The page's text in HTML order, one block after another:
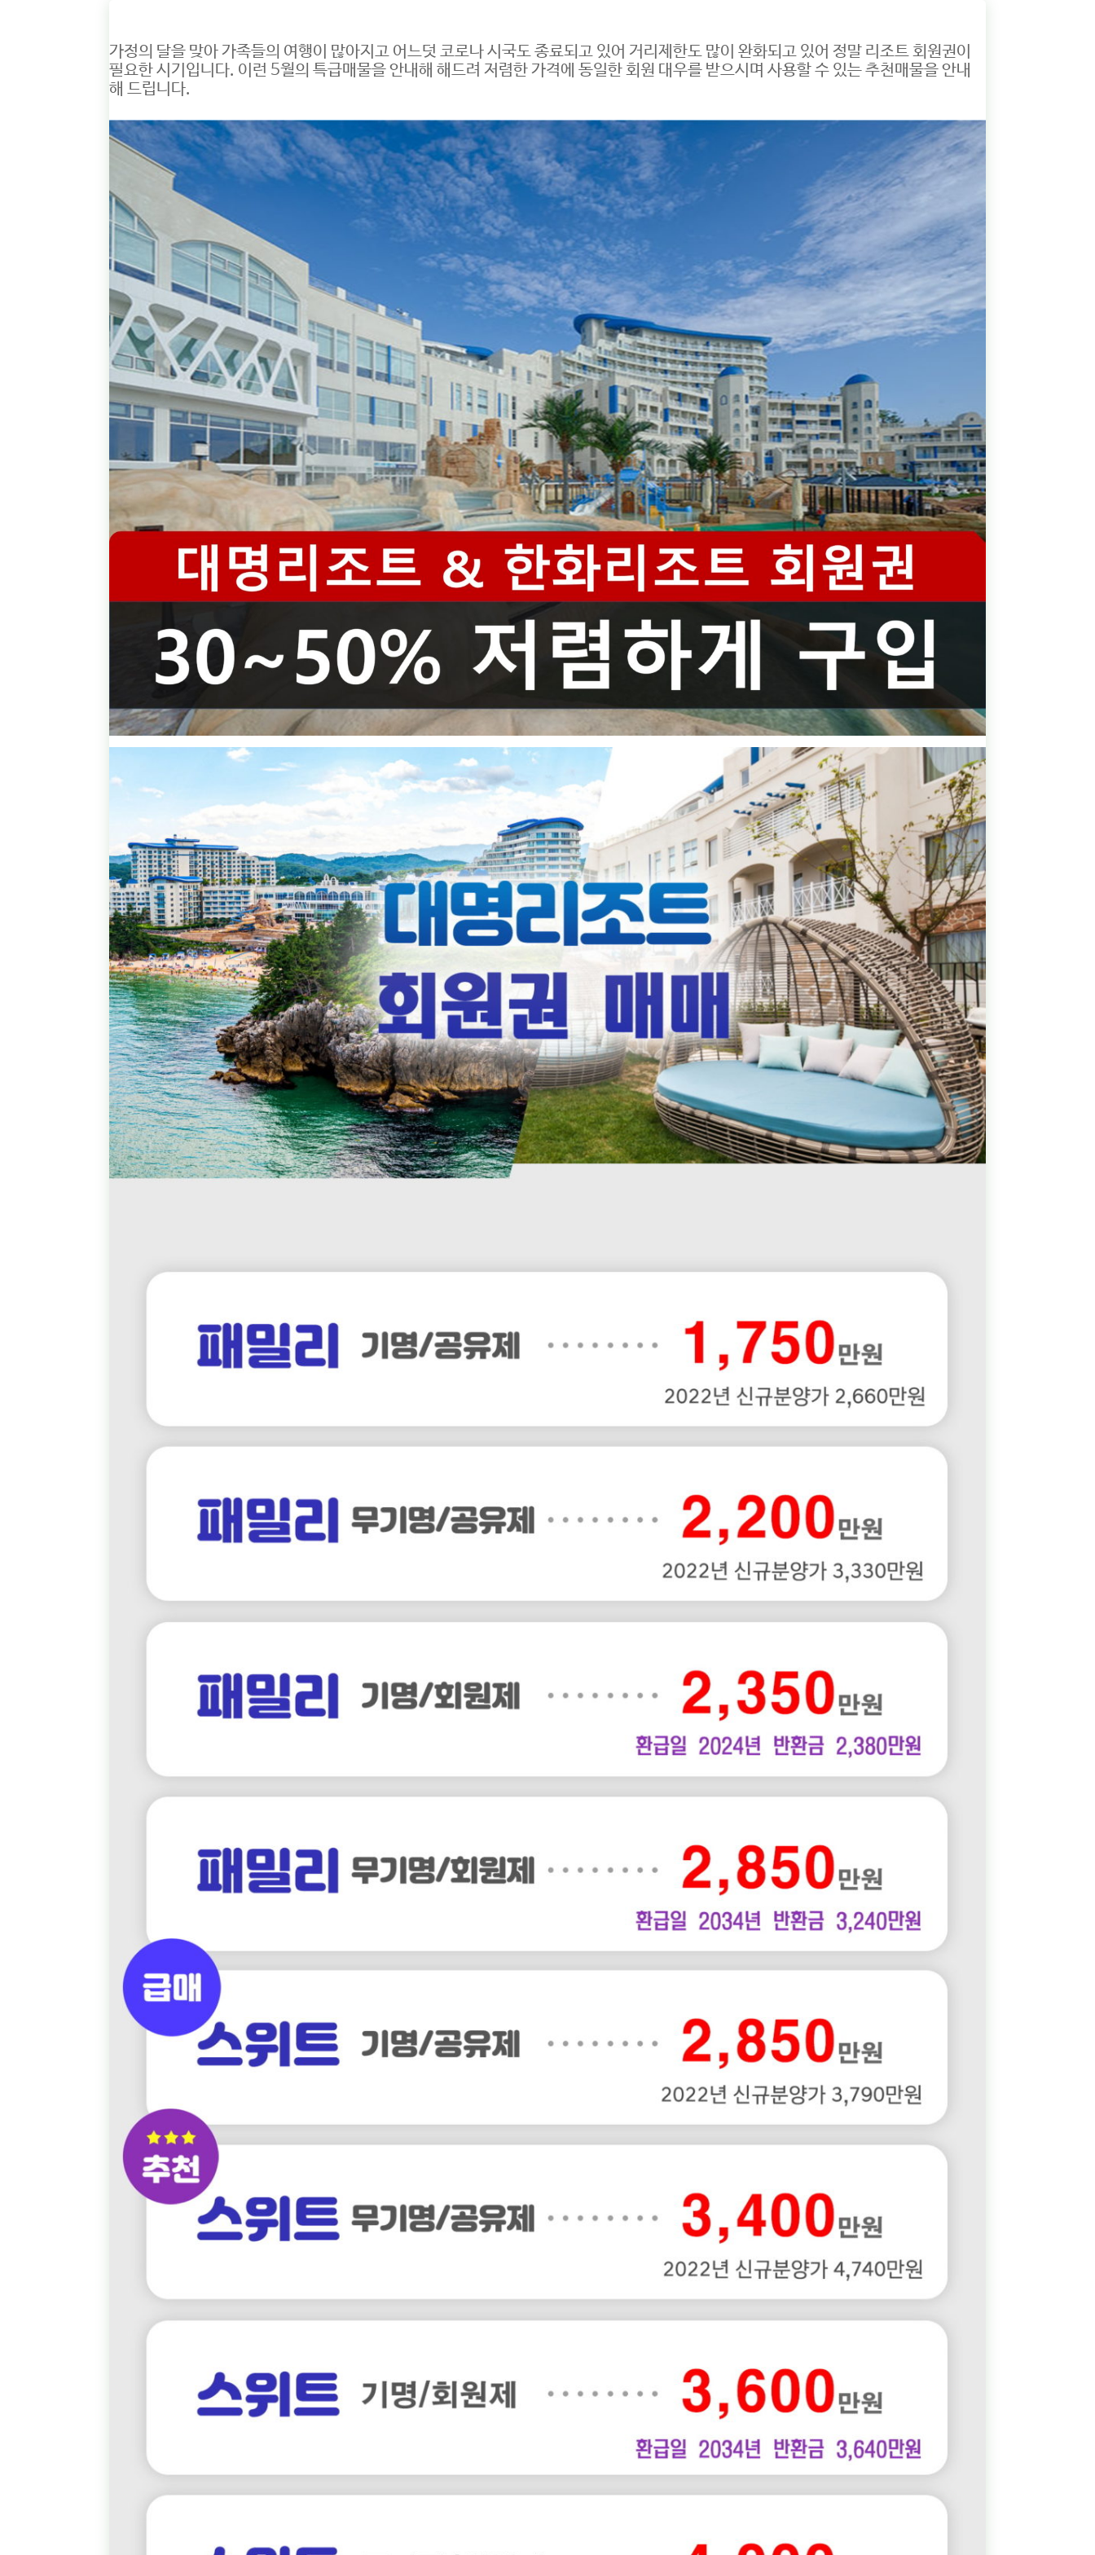
가정의 달을 맞아 가족들의 여행이 많아지고 어느덧 코로나 시국도 종료되고 있어 거리제한도 많이 완화되고 있어 정말 리조트 회원권이
필요한 시기입니다. 이런 5월의 특급매물을 안내해 해드려 저렴한 가격에 동일한 회원 대우를 받으시며 사용할 수 있는 추천매물을 안내
해 드립니다.